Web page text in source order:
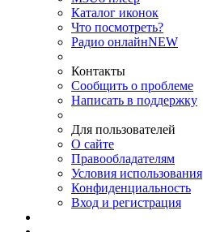
Каталог иконок
Что посмотреть?
Радио онлайнNEW
Контакты
Сообщить о проблеме
Написать в поддержку
Для пользователей
О сайте
Правообладателям
Условия использования
Конфиденциальность
Вход и регистрация